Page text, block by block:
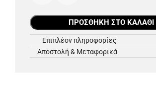
ΠΡΟΣΘΉΚΗ ΣΤΟ ΚΑΛΆΘΙ
Επιπλέον πληροφορίες
Αποστολή & Μεταφορικά